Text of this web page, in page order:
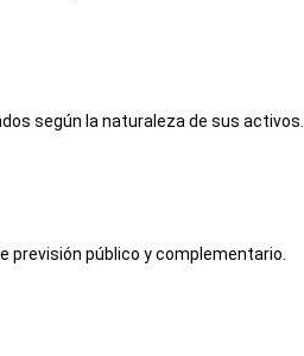
según la naturaleza de sus activos.
previsión público y complementario.